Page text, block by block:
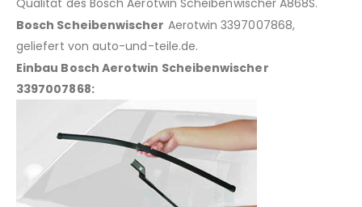
Qualität des Bosch Aerotwin Scheibenwischer A868S.
Bosch Scheibenwischer Aerotwin 3397007868,
geliefert von auto-und-teile.de.
Einbau Bosch Aerotwin Scheibenwischer
3397007868: